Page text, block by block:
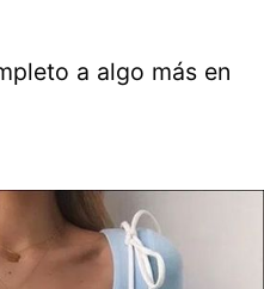
a algo más en